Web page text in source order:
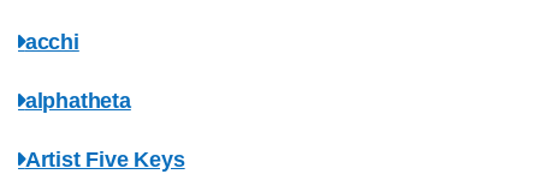
acchi
alphatheta
Artist Five Keys